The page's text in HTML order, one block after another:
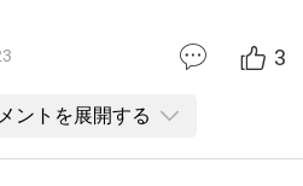
3
ントを展開する